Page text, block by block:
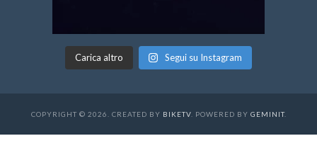
Carica altro Segui su Instagram
COPYRIGHT © 2026. CREATED BY BIKETV. POWERED BY GEMINIT.